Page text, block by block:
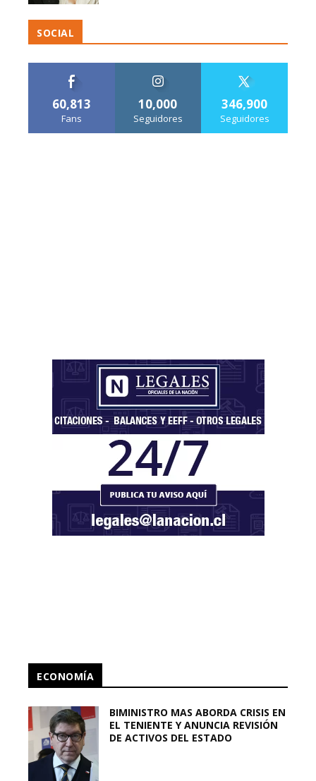
SOCIAL
60,813
Fans
10,000
Seguidores
346,900
Seguidores
ECONOMÍA
BIMINISTRO MAS ABORDA CRISIS EN
EL TENIENTE Y ANUNCIA REVISIÓN
DE ACTIVOS DEL ESTADO